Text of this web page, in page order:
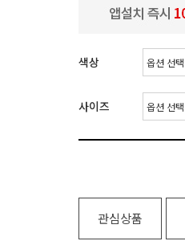
색상
사이즈
관심상품